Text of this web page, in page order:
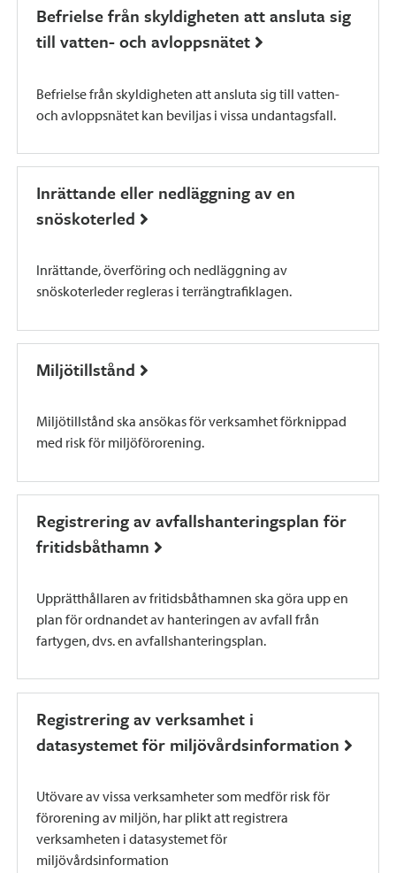
Befrielse från skyldigheten att ansluta sig
till vatten- och avloppsnätet
Befrielse från skyldigheten att ansluta sig till vatten-
och avloppsnätet kan beviljas i vissa undantagsfall.
Inrättande eller nedläggning av en
snöskoterled
Inrättande, överföring och nedläggning av
snöskoterleder regleras i terrängtrafiklagen.
Miljötillstånd
Miljötillstånd ska ansökas för verksamhet förknippad
med risk för miljöförorening.
Registrering av avfallshanteringsplan för
fritidsbåthamn
Upprätthållaren av fritidsbåthamnen ska göra upp en
plan för ordnandet av hanteringen av avfall från
fartygen, dvs. en avfallshanteringsplan.
Registrering av verksamhet i
datasystemet för miljövårdsinformation
Utövare av vissa verksamheter som medför risk för
förorening av miljön, har plikt att registrera
verksamheten i datasystemet för
miljövårdsinformation